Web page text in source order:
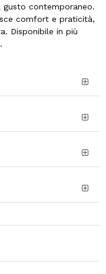
contemporaneo.
comfort e praticità,
Disponibile in più